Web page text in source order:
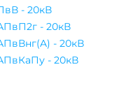
- 20кВ
- 20кВ
- 20кВ
- 20кВ